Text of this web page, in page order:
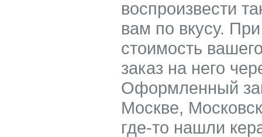
воспроизвести
вам по вкусу.
стоимость
заказ на него
Оформленный
Москве,
где-то нашли